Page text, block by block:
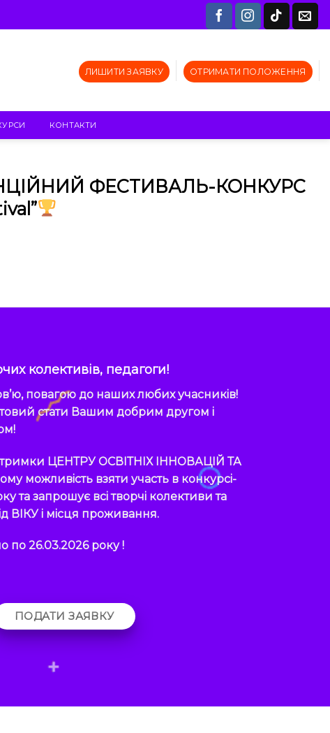
ЛИШИТИ ЗАЯВКУ ОТРИМАТИ ПОЛОЖЕННЯ
КОНТАКТИ
ФЕСТИВАЛЬ-КОНКУРС
колективів, педагоги!
повагою до наших любих учасників!
стати Вашим добрим другом і
ЦЕНТРУ ОСВІТНІХ ІННОВАЦІЙ ТА
можливість взяти участь в конкурсі-
та запрошує всі творчі колективи та
ВІКУ і місця проживання.
по 26.03.2026 року !
ПОДАТИ ЗАЯВКУ